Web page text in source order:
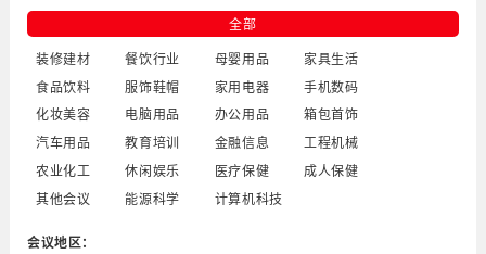
全部
装修建材 餐饮行业 母婴用品
家具生活
食品饮料
服饰鞋帽 家用电器
手机数码
化妆美容
电脑用品 办公用品
箱包首饰
汽车用品
教育培训 金融信息
工程机械
农业化工
休闲娱乐 医疗保健
成人保健
其他会议
能源科学 计算机科技
会议地区：